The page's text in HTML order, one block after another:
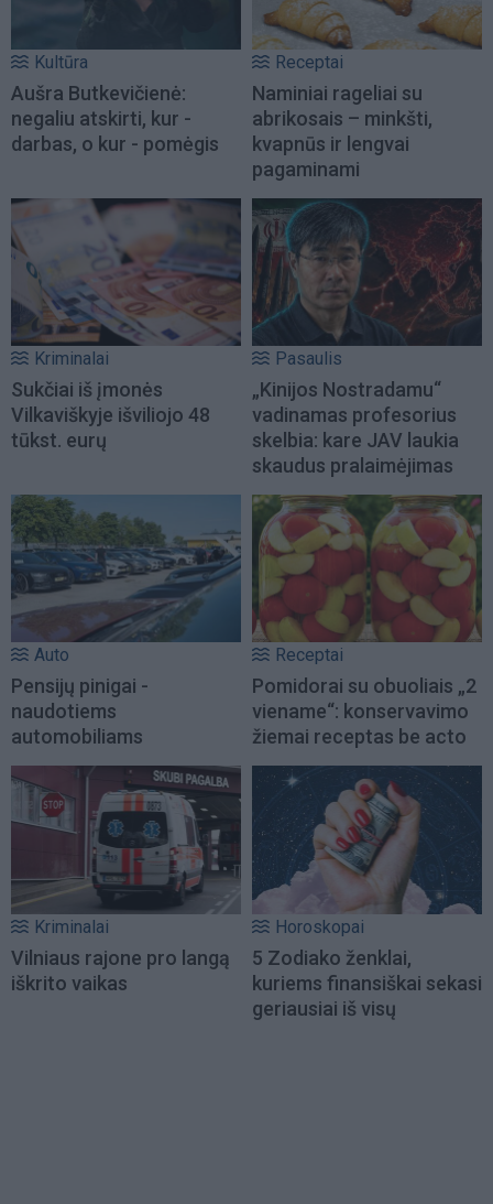
Kultūra
Aušra Butkevičienė:
negaliu atskirti, kur -
darbas, o kur - pomėgis
Receptai
Naminiai rageliai su
abrikosais – minkšti,
kvapnūs ir lengvai
pagaminami
Kriminalai
Sukčiai iš įmonės
Vilkaviškyje išviliojo 48
tūkst. eurų
Pasaulis
„Kinijos Nostradamu“
vadinamas profesorius
skelbia: kare JAV laukia
skaudus pralaimėjimas
Auto
Pensijų pinigai -
naudotiems
automobiliams
Receptai
Pomidorai su obuoliais „2
viename“: konservavimo
žiemai receptas be acto
Kriminalai
Vilniaus rajone pro langą
iškrito vaikas
Horoskopai
5 Zodiako ženklai,
kuriems finansiškai sekasi
geriausiai iš visų